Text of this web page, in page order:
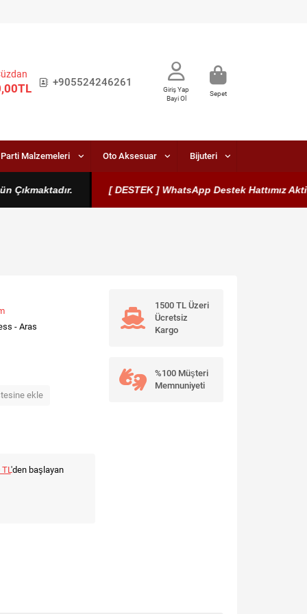
+905524246261
Giriş Yap
Bayi Ol
Sepet
Parti Malzemeleri Oto Aksesuar Bijuteri
[ DESTEK ] WhatsApp Destek Hattımız
- Aras
ekle
'den başlayan
1500 TL Üzeri
Ücretsiz
Kargo
%100 Müşteri
Memnuniyeti